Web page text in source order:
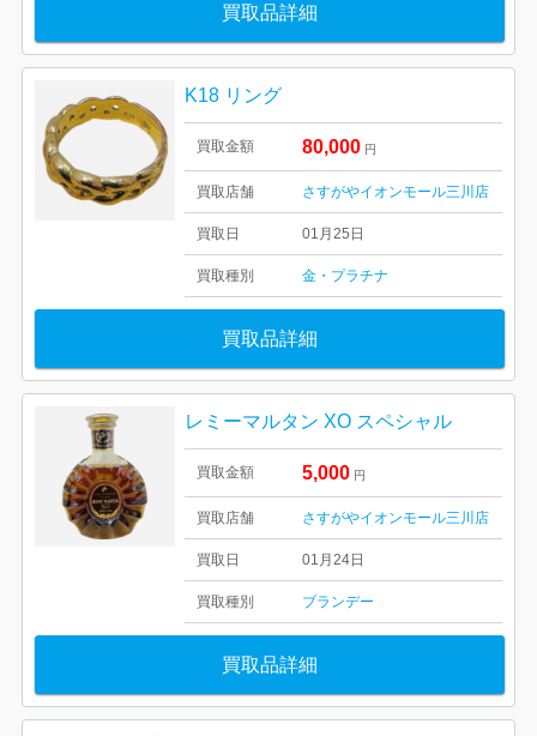
買取品詳細
K18 リング
買取金額 80,000 円
買取店舗 さすがやイオンモール三川店
買取日 01月25日
買取種別 金・プラチナ
買取品詳細
レミーマルタン XO スペシャル
買取金額 5,000 円
買取店舗 さすがやイオンモール三川店
買取日 01月24日
買取種別 ブランデー
買取品詳細